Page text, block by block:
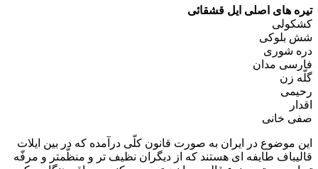
تیره های اصلی ایل قشقائی
کشکولی
شش بلوکی
دره شوری
فارسی مدان
گلّه زن
رحیمی
اقدار
صفی خانی
این موضوع در ایران به صورت قانون کلّی درآمده که در بین ایلات
قالیباف طایفه ای هستند که از دیگران نظیف تر و منظّمتر و مرفّه